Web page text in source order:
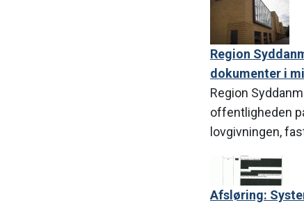
Region
dokumenter i
Region
offentligheden
lovgivningen,
Afsløring: